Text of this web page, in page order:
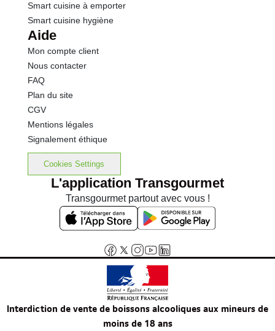
Smart cuisine à emporter
Smart cuisine hygiène
Aide
Mon compte client
Nous contacter
FAQ
Plan du site
CGV
Mentions légales
Signalement éthique
Cookies Settings
L'application Transgourmet
Transgourmet partout avec vous !
Interdiction de vente de boissons alcooliques aux mineurs de
moins de 18 ans